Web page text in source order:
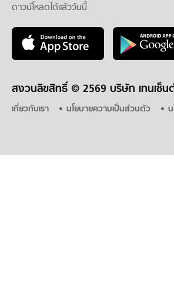
ดาวน์โหลดได้แล้ววันนี้
สงวนลิขสิทธิ์ © 2569 บริษัท เทนเซ็น
เกี่ยวกับเรา นโยบายความเป็นส่วนตัว